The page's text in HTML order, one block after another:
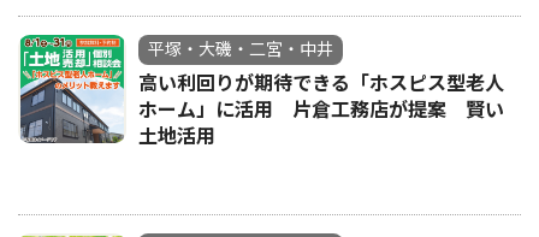
平塚・大磯・二宮・中井
高い利回りが期待できる「ホスピス型老人
ホーム」に活用 片倉工務店が提案 賢い
土地活用